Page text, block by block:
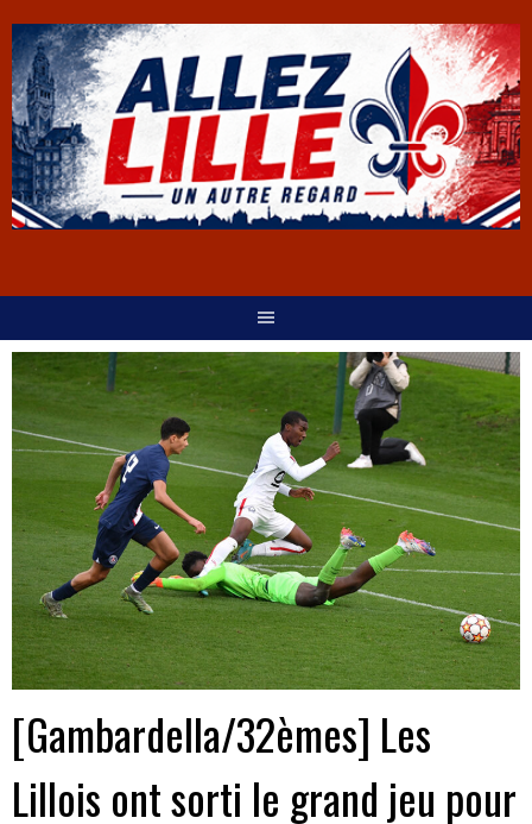
[Gambardella/32èmes] Les
Lillois ont sorti le grand jeu pour